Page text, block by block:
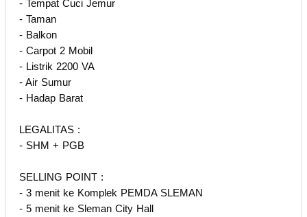
- Tempat Cuci Jemur
- Taman
- Balkon
- Carpot 2 Mobil
- Listrik 2200 VA
- Air Sumur
- Hadap Barat
LEGALITAS :
- SHM + PGB
SELLING POINT :
- 3 menit ke Komplek PEMDA SLEMAN
- 5 menit ke Sleman City Hall